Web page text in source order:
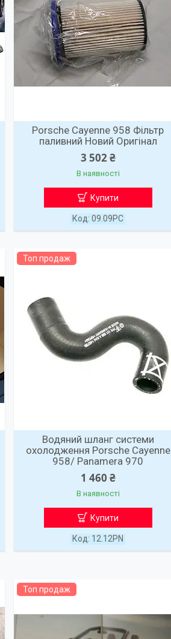
Porsche Cayenne 958 Фільтр
паливний Новий Оригінал
3 502 ₴
В наявності
Купити
09.09PC
Топ продаж
Водяний шланг системи
охолодження Porsche Cayenne
958/ Panamera 970
1 460 ₴
В наявності
Купити
12.12PN
Топ продаж